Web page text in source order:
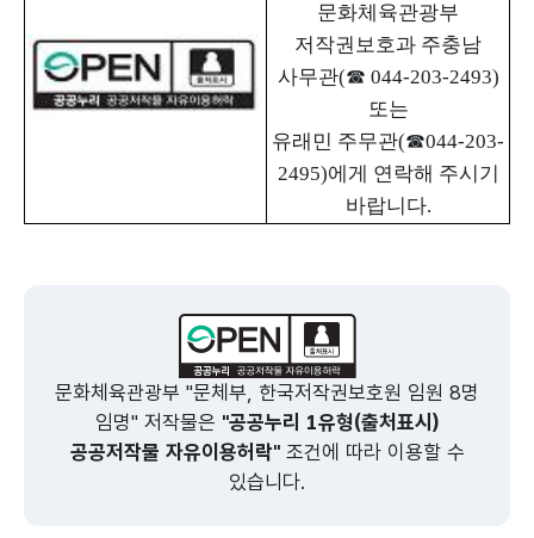
문화체육관광부
저작권보호과 주충남
사무관(☎ 044-203-2493)
또는
유래민 주무관(☎044-203-
2495)에게 연락해 주시기
바랍니다.
문화체육관광부 "문체부, 한국저작권보호원 임원 8명
임명" 저작물은 "공공누리 1유형(출처표시)
공공저작물 자유이용허락"조건에 따라 이용할 수
있습니다.